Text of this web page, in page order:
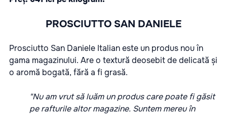
PROSCIUTTO SAN DANIELE
Prosciutto San Daniele Italian este un produs nou în
gama magazinului. Are o textură deosebit de delicată și
o aromă bogată, fără a fi grasă.
"Nu am vrut să luăm un produs care poate fi găsit
pe rafturile altor magazine. Suntem mereu în